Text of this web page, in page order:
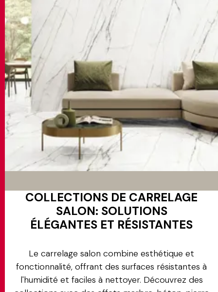
COLLECTIONS DE CARRELAGE
SALON: SOLUTIONS
ÉLÉGANTES ET RÉSISTANTES
Le carrelage salon combine esthétique et
fonctionnalité, offrant des surfaces résistantes à
l'humidité et faciles à nettoyer. Découvrez des